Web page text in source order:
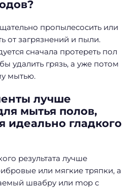
пропылесосить или
от загрязнений и пыли.
сначала протереть пол
удалить грязь, а уже потом
мытью.
лучше
мытья полов,
идеально гладкого
результата лучше
или мягкие тряпки, а
швабру или mop с